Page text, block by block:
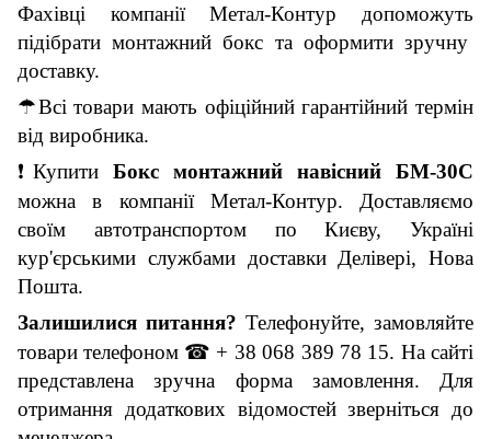
Фахівці компанії Метал-Контур допоможуть
підібрати монтажнийбокс та оформити зручну
доставку.
☂Всі товари мають офіційний гарантійний термін
від виробника.
❗ Купити Бокс монтажний навісний БМ-30C
можна в компанії Метал-Контур. Доставляємо
своїм автотранспортом по Києву, Україні
кур'єрськими службами доставки Делівері, Нова
Пошта.
Залишилися питання? Телефонуйте, замовляйте
товари телефоном ☎ + 38 068 389 78 15. На сайті
представлена ​​зручна форма замовлення. Для
отримання додаткових відомостей зверніться до